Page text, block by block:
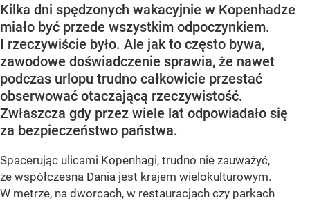
Kilka dni spędzonych wakacyjnie w Kopenhadze
miało być przede wszystkim odpoczynkiem.
I rzeczywiście było. Ale jak to często bywa,
zawodowe doświadczenie sprawia, że nawet
podczas urlopu trudno całkowicie przestać
obserwować otaczającą rzeczywistość.
Zwłaszcza gdy przez wiele lat odpowiadało się
za bezpieczeństwo państwa.
Spacerując ulicami Kopenhagi, trudno nie zauważyć,
że współczesna Dania jest krajem wielokulturowym.
W metrze, na dworcach, w restauracjach czy parkach